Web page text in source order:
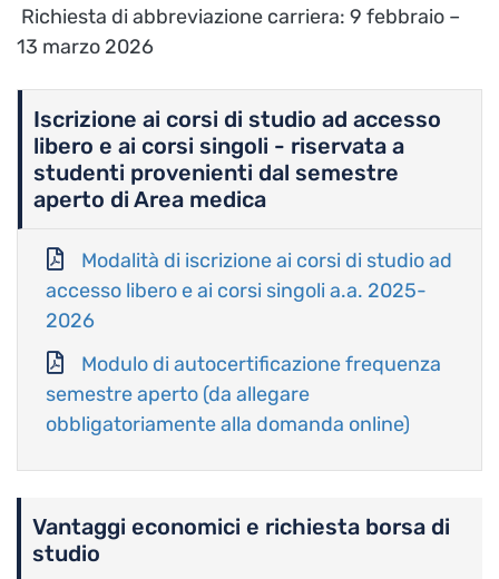
Richiesta di abbreviazione carriera: 9 febbraio –
13 marzo 2026
Iscrizione ai corsi di studio ad accesso
libero e ai corsi singoli - riservata a
studenti provenienti dal semestre
aperto di Area medica
Modalità di iscrizione ai corsi di studio ad
accesso libero e ai corsi singoli a.a. 2025-
2026
Modulo di autocertificazione frequenza
semestre aperto (da allegare
obbligatoriamente alla domanda online)
Vantaggi economici e richiesta borsa di
studio